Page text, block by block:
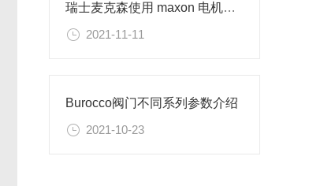
瑞士麦克森使用 maxon 电机飞上高空
2021-11-11
Burocco阀门不同系列参数介绍
2021-10-23